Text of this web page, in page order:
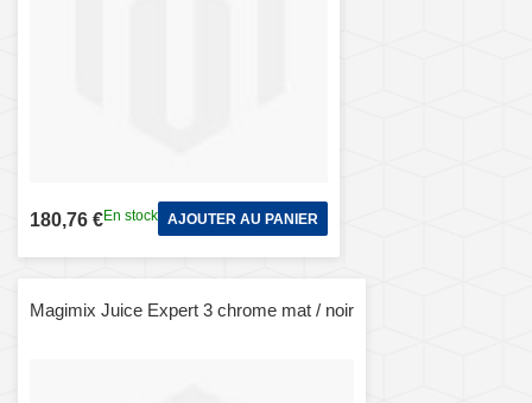
180,76 €En stock AJOUTER AU PANIER
Magimix Juice Expert 3 chrome mat / noir